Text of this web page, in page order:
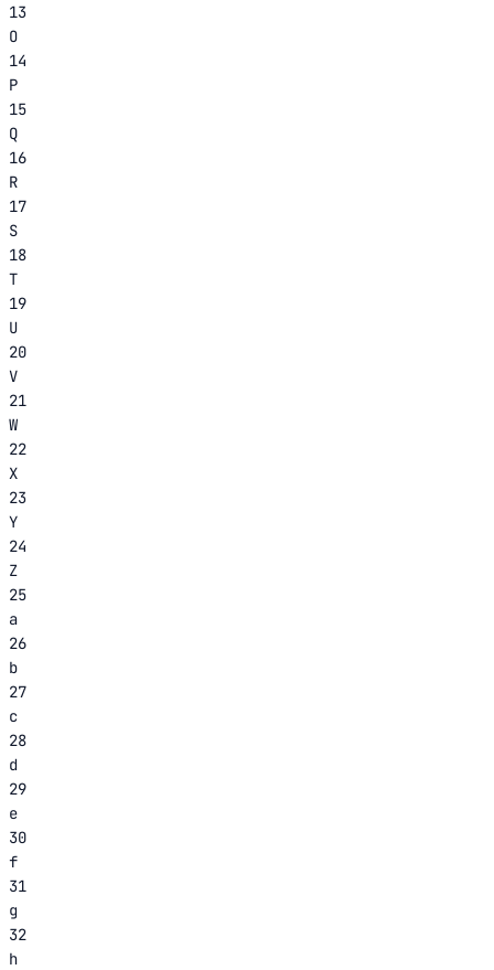
13
O
14
P
15
Q
16
R
17
S
18
T
19
U
20
V
21
W
22
X
23
Y
24
Z
25
a
26
b
27
c
28
d
29
e
30
f
31
g
32
h